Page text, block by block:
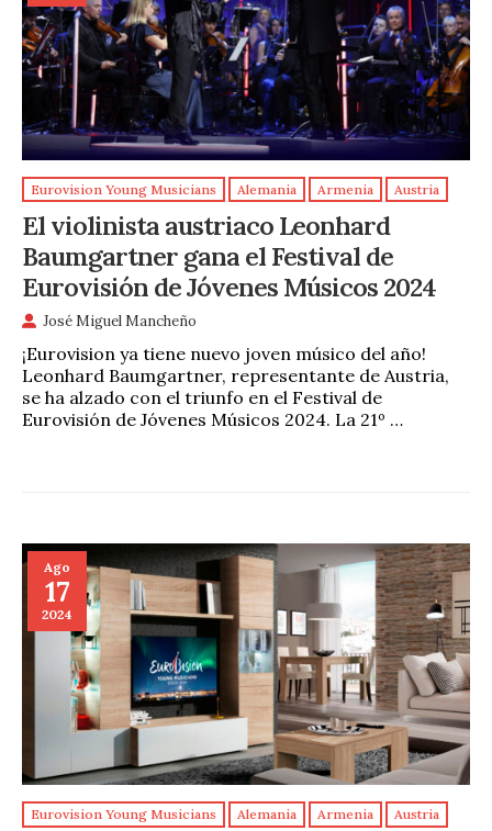
Eurovision Young Musicians Alemania Armenia Austria
El violinista austriaco Leonhard
Baumgartner gana el Festival de
Eurovisión de Jóvenes Músicos 2024
José Miguel Mancheño
¡Eurovision ya tiene nuevo joven músico del año!
Leonhard Baumgartner, representante de Austria,
se ha alzado con el triunfo en el Festival de
Eurovisión de Jóvenes Músicos 2024. La 21º …
Ago
17
2024
Eurovision Young Musicians Alemania Armenia Austria